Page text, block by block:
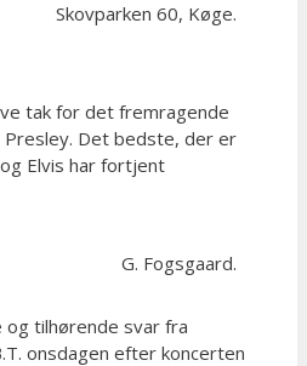
Skovparken 60, Køge.
tak for det fremragende
Presley. Det bedste, der er
Elvis har fortjent
G. Fogsgaard.
tilhørende svar fra
onsdagen efter koncerten